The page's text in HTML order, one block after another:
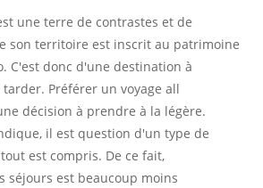
une terre de contrastes et de
son territoire est inscrit au patrimoine
C'est donc d'une destination à
Préférer un voyage all
décision à prendre à la légère.
il est question d'un type de
est compris. De ce fait,
séjours est beaucoup moins